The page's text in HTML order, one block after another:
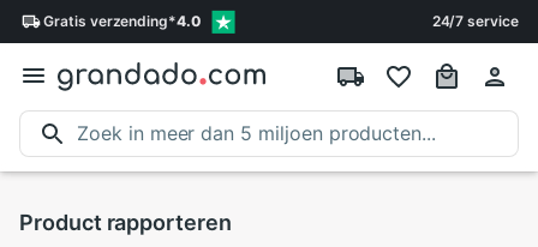
Gratis verzending*4.0 24/7 service
Product rapporteren